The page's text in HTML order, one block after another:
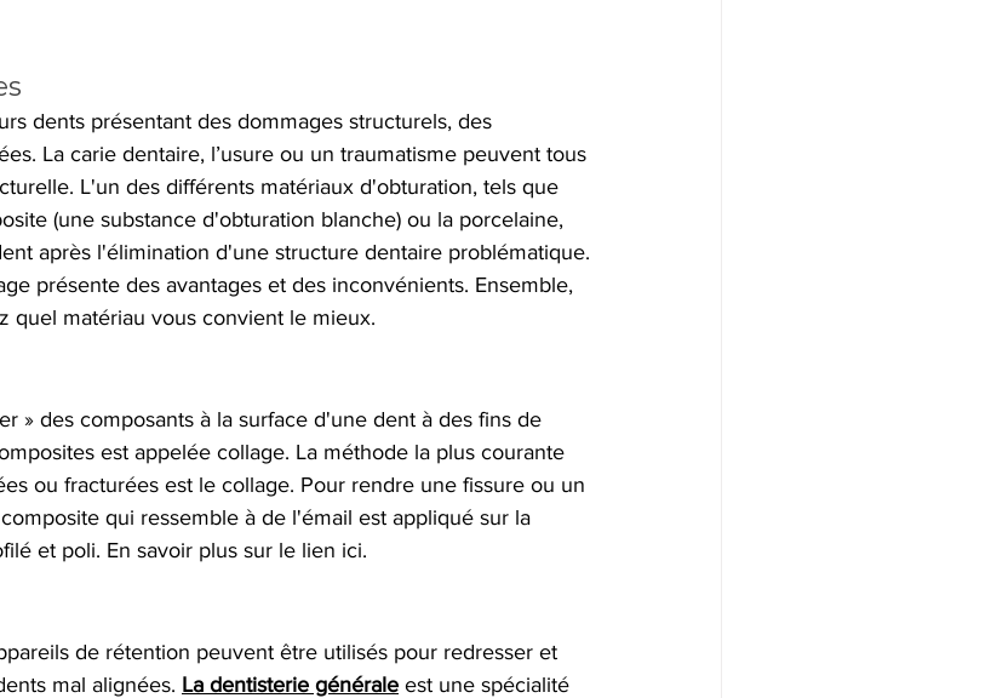
dents présentant des dommages structurels, des
La carie dentaire, l’usure ou un traumatisme peuvent tous
L'un des différents matériaux d'obturation, tels que
(une substance d'obturation blanche) ou la porcelaine,
après l'élimination d'une structure dentaire problématique.
présente des avantages et des inconvénients. Ensemble,
quel matériau vous convient le mieux.
» des composants à la surface d'une dent à des fins de
est appelée collage. La méthode la plus courante
ou fracturées est le collage. Pour rendre une fissure ou un
qui ressemble à de l'émail est appliqué sur la
et poli. En savoir plus sur le lien ici.
de rétention peuvent être utilisés pour redresser et
mal alignées. La dentisterie générale est une spécialité